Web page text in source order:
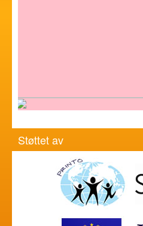
Støttet av